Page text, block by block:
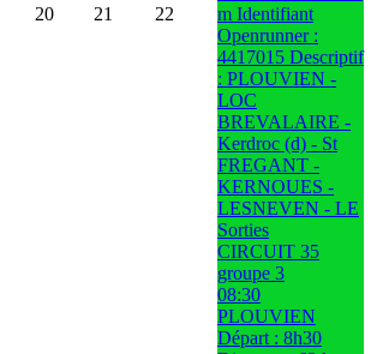
20 21 22
m Identifiant
Openrunner :
4417015 Descriptif
: PLOUVIEN -
LOC
BREVALAIRE -
Kerdroc (d) - St
FREGANT -
KERNOUES -
LESNEVEN - LE
Sorties
CIRCUIT 35
groupe 3
08:30
PLOUVIEN
Départ : 8h30